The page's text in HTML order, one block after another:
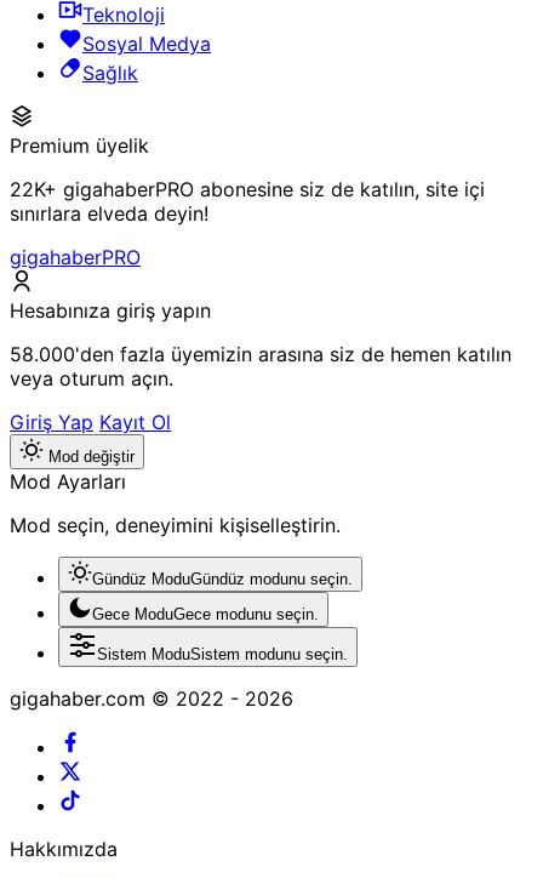
Teknoloji
Sosyal Medya
Sağlık
Premium üyelik
22K+ gigahaberPRO abonesine siz de katılın, site içi
sınırlara elveda deyin!
gigahaberPRO
Hesabınıza giriş yapın
58.000'den fazla üyemizin arasına siz de hemen katılın
veya oturum açın.
Giriş Yap Kayıt Ol
Mod değiştir
Mod Ayarları
Mod seçin, deneyimini kişiselleştirin.
Gündüz ModuGündüz modunu seçin.
Gece ModuGece modunu seçin.
Sistem ModuSistem modunu seçin.
gigahaber.com © 2022 - 2026
Hakkımızda